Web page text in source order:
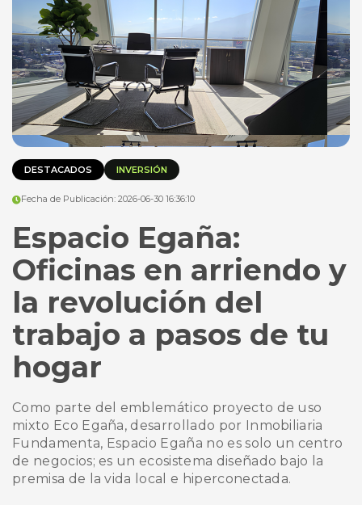
DESTACADOS INVERSIÓN
Fecha de Publicación: 2026-06-30 16:36:10
Espacio Egaña:
Oficinas en arriendo y
la revolución del
trabajo a pasos de tu
hogar
Como parte del emblemático proyecto de uso
mixto Eco Egaña, desarrollado por Inmobiliaria
Fundamenta, Espacio Egaña no es solo un centro
de negocios; es un ecosistema diseñado bajo la
premisa de la vida local e hiperconectada.